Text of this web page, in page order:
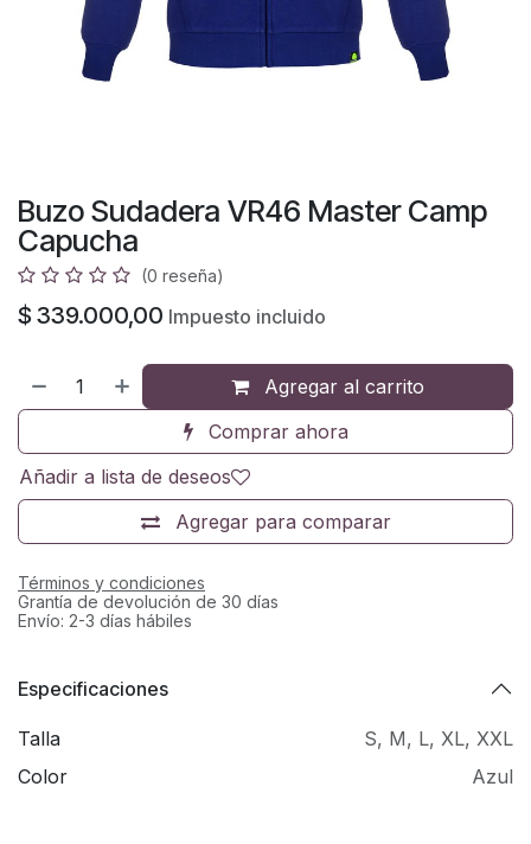
Buzo Sudadera VR46 Master Camp
Capucha
(0 reseña)
$ 339.000,00 Impuesto incluido
Agregar al carrito
Comprar ahora
Agregar para comparar
Añadir a lista de deseos
Términos y condiciones
Grantía de devolución de 30 días
Envío: 2-3 días hábiles
Especificaciones
Talla S, M, L, XL, XXL
Color
Azul